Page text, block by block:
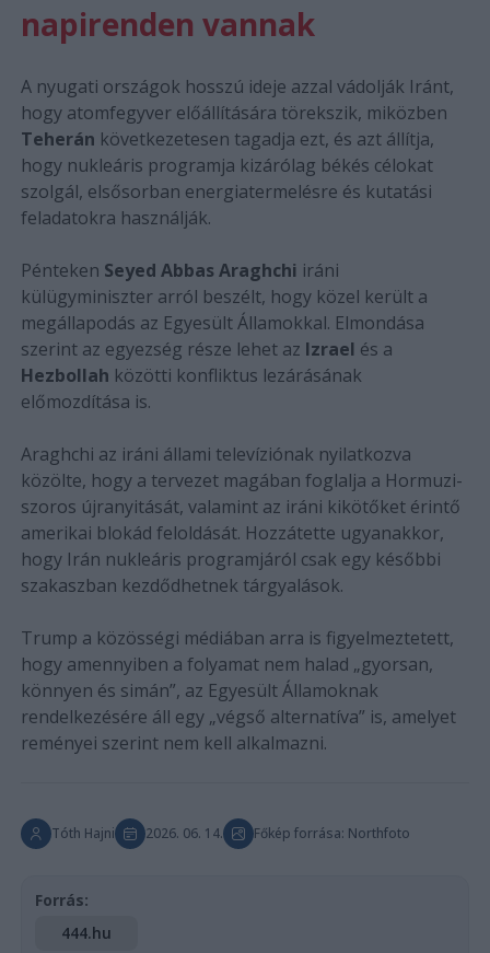
napirenden vannak
A nyugati országok hosszú ideje azzal vádolják Iránt,
hogy atomfegyver előállítására törekszik, miközben
Teherán következetesen tagadja ezt, és azt állítja,
hogy nukleáris programja kizárólag békés célokat
szolgál, elsősorban energiatermelésre és kutatási
feladatokra használják.
Pénteken Seyed Abbas Araghchi iráni
külügyminiszter arról beszélt, hogy közel került a
megállapodás az Egyesült Államokkal. Elmondása
szerint az egyezség része lehet az Izrael és a
Hezbollah közötti konfliktus lezárásának
előmozdítása is.
Araghchi az iráni állami televíziónak nyilatkozva
közölte, hogy a tervezet magában foglalja a Hormuzi-
szoros újranyitását, valamint az iráni kikötőket érintő
amerikai blokád feloldását. Hozzátette ugyanakkor,
hogy Irán nukleáris programjáról csak egy későbbi
szakaszban kezdődhetnek tárgyalások.
Trump a közösségi médiában arra is figyelmeztetett,
hogy amennyiben a folyamat nem halad „gyorsan,
könnyen és simán”, az Egyesült Államoknak
rendelkezésére áll egy „végső alternatíva” is, amelyet
reményei szerint nem kell alkalmazni.
Tóth Hajni 2026. 06. 14. Főkép forrása: Northfoto
Forrás:
444.hu